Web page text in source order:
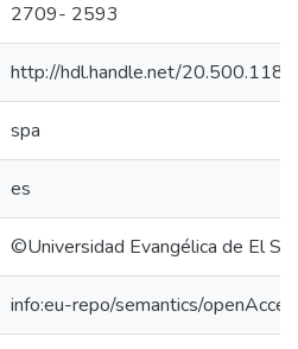
2709- 2593
http://hdl.handle.net/
spa
es
©Universidad Evangélica de El
info:eu-repo/semantics/